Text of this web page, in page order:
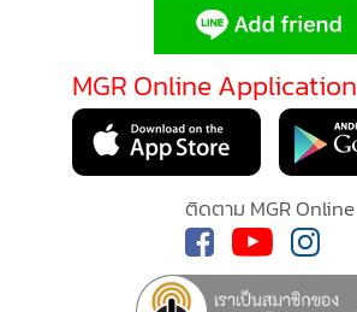
MGR Online Application
ติดตาม MGR Online